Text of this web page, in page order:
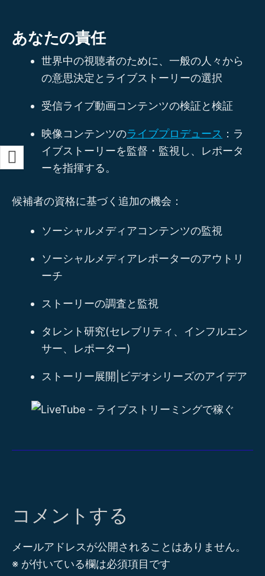
あなたの責任
世界中の視聴者のために、一般の人々から
の意思決定とライブストーリーの選択
受信ライブ動画コンテンツの検証と検証
映像コンテンツのライブプロデュース ：ラ
イブストーリーを監督・監視し、レポータ
ーを指揮する。
候補者の資格に基づく追加の機会：
ソーシャルメディアコンテンツの監視
ソーシャルメディアレポーターのアウトリ
ーチ
ストーリーの調査と監視
タレント研究(セレブリティ、インフルエン
サー、レポーター)
ストーリー展開|ビデオシリーズのアイデア
コメントする
メールアドレスが公開されることはありません。
※ が付いている欄は必須項目です